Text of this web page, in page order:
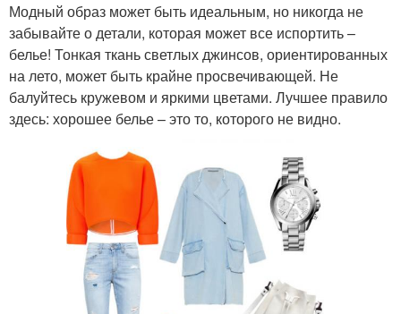
Модный образ может быть идеальным, но никогда не
забывайте о детали, которая может все испортить –
белье! Тонкая ткань светлых джинсов, ориентированных
на лето, может быть крайне просвечивающей. Не
балуйтесь кружевом и яркими цветами. Лучшее правило
здесь: хорошее белье – это то, которого не видно.